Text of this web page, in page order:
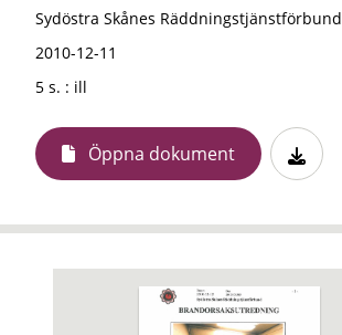
Sydöstra Skånes Räddningstjänstförbund
2010-12-11
5 s. : ill
Öppna dokument